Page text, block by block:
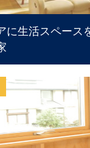
に生活スペース